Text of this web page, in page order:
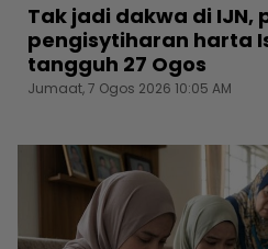
Tak jadi dakwa di IJN,
pengisytiharan harta
tangguh 27 Ogos
Jumaat, 7 Ogos 2026 10:05 AM